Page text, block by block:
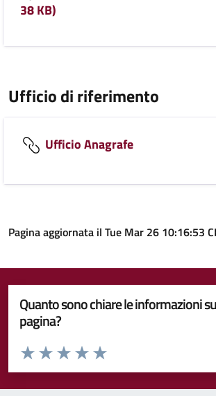
38 KB)
Ufficio di riferimento
Ufficio Anagrafe
Pagina aggiornata il Tue Mar 26 10:16:53
Quanto sono chiare le informazioni
pagina?
Valuta da 1 a 5 stelle la pagina
Valuta 5 stelle su 5
Valuta 4 stelle su 5
Valuta 3 stelle su 5
Valuta 2 stelle su 5
Valuta 1 stelle su 5